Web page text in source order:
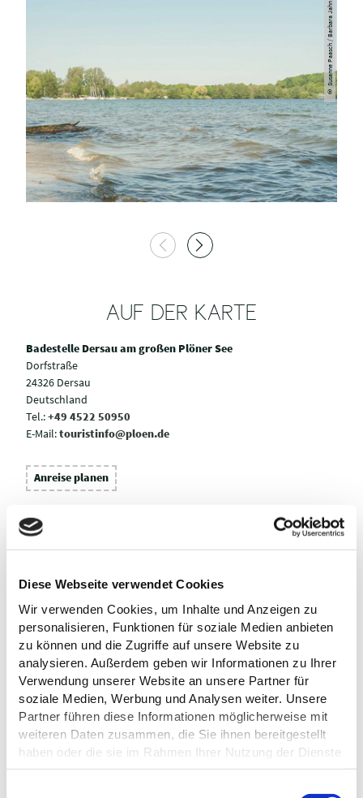
Diese Webseite verwendet Cookies
Wir verwenden Cookies, um Inhalte und Anzeigen zu
personalisieren, Funktionen für soziale Medien anbieten
zu können und die Zugriffe auf unsere Website zu
analysieren. Außerdem geben wir Informationen zu Ihrer
Verwendung unserer Website an unsere Partner für
soziale Medien, Werbung und Analysen weiter. Unsere
Partner führen diese Informationen möglicherweise mit
weiteren Daten zusammen, die Sie ihnen bereitgestellt
haben oder die sie im Rahmen Ihrer Nutzung der Dienste
gesammelt haben.
© Susanne Paasch / Barbara Jahn
AUF DER KARTE
Badestelle Dersau am großen Plöner See
Dorfstraße
24326 Dersau
Deutschland
Tel.:+49 4522 50950
E-Mail:touristinfo@ploen.de
Anreise planen